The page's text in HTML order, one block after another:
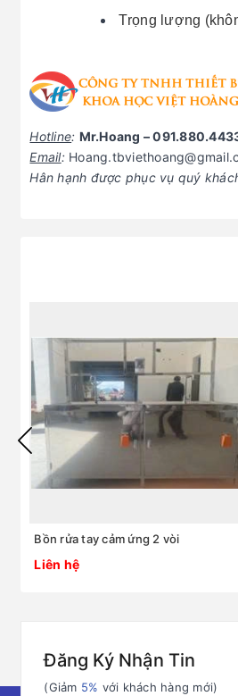
Trọng lượng
Hotline: Mr.Hoang –
Email:
Hân hạnh được phục vụ quý
Bồn rửa tay cảm ứng 2 vòi
Liên hệ
Đăng Ký Nhận Tin
(Giảm 5% với khách hàng mới)